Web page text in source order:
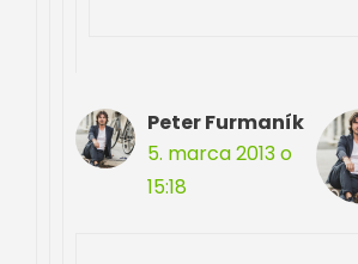
Peter Furmaník
5. marca 2013 o
15:18